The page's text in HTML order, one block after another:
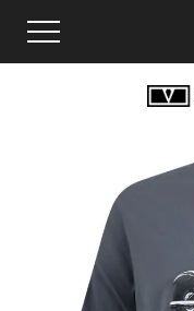
Ändra navigering